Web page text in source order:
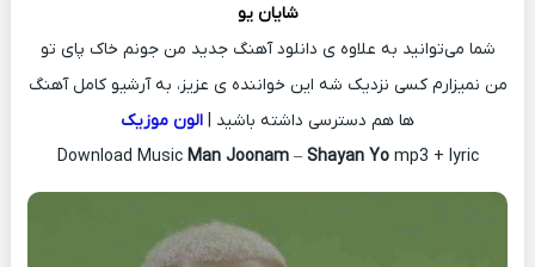
شایان یو
شما می‌توانید به علاوه ی دانلود آهنگ جدید من جونم خاک پای تو
من نمیزارم کسی نزدیک شه این خواننده ی عزیز، به آرشیو کامل آهنگ
ها هم دسترسی داشته باشید | الون موزیک
Download Music Man Joonam– Shayan Yomp3 + lyric